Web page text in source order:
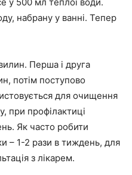
набрану у ванні. Тепер
Перша і друга
потім поступово
для очищення
при профілактиці
Як часто робити
– 1-2 рази в тиждень, для
з лікарем.